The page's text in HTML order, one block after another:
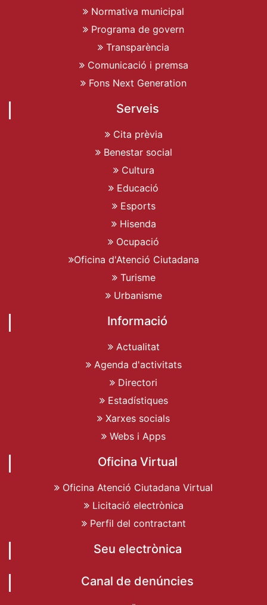
Normativa municipal
Programa de govern
Transparència
Comunicació i premsa
Fons Next Generation
Serveis
Cita prèvia
Benestar social
Cultura
Educació
Esports
Hisenda
Ocupació
Oficina d'Atenció Ciutadana
Turisme
Urbanisme
Informació
Actualitat
Agenda d'activitats
Directori
Estadístiques
Xarxes socials
Webs i Apps
Oficina Virtual
Oficina Atenció Ciutadana Virtual
Licitació electrònica
Perfil del contractant
Seu electrònica
Canal de denúncies